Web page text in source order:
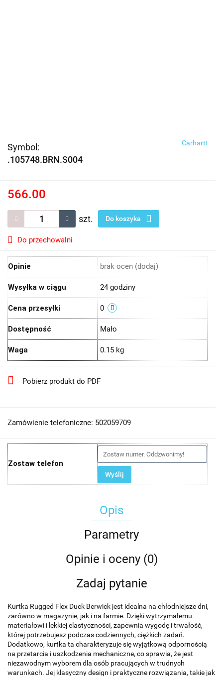
Symbol:
.105748.BRN.S004
Carhartt
566.00
szt. Do koszyka
Do przechowalni
Opinie brak ocen (dodaj)
Wysyłka w ciągu 24 godziny
Cena przesyłki 0
Dostępność Mało
Waga 0.15 kg
Pobierz produkt do PDF
Zamówienie telefoniczne: 502059709
Zostaw telefon
Wyślij
Opis
Parametry
Opinie i oceny (0)
Zadaj pytanie
Kurtka Rugged Flex Duck Berwick jest idealna na chłodniejsze dni,
zarówno w magazynie, jak i na farmie. Dzięki wytrzymałemu
materiałowi i lekkiej elastyczności, zapewnia wygodę i trwałość,
której potrzebujesz podczas codziennych, ciężkich zadań.
Dodatkowo, kurtka ta charakteryzuje się wyjątkową odpornością
na przetarcia i uszkodzenia mechaniczne, co sprawia, że jest
niezawodnym wyborem dla osób pracujących w trudnych
warunkach. Jej klasyczny design i praktyczne rozwiązania, takie jak